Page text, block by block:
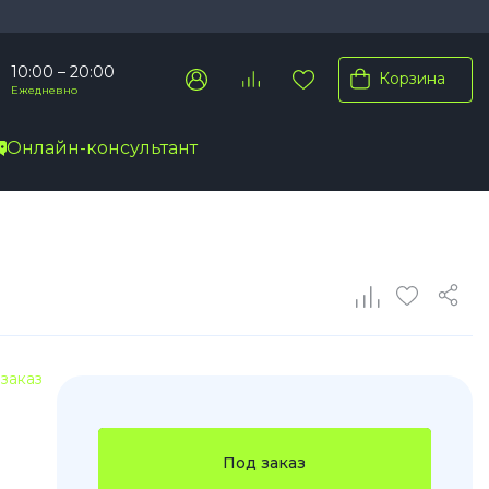
10:00 – 20:00
Ежедневно
Корзина
Онлайн-консультант
Под заказ